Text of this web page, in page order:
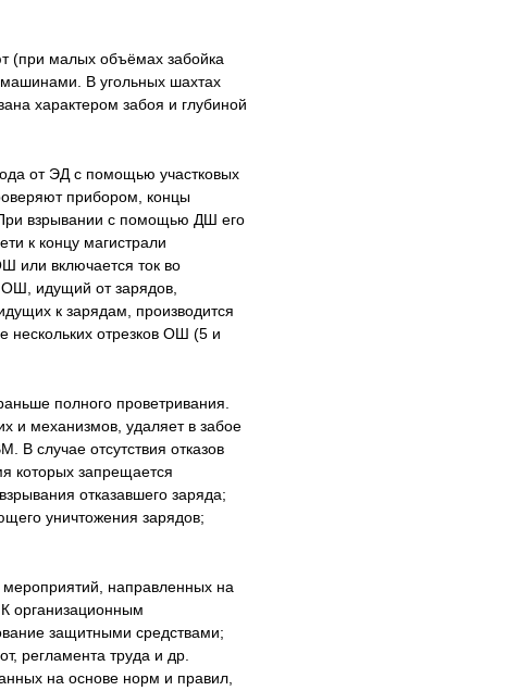
(при малых объёмах забойка
В угольных шахтах
характером забоя и глубиной
от ЭД с помощью участковых
прибором, концы
При взрывании с помощью ДШ его
к концу магистрали
или включается ток во
ОШ, идущий от зарядов,
к зарядам, производится
нескольких отрезков ОШ (5 и
полного проветривания.
и механизмов, удаляет в забое
В случае отсутствия отказов
которых запрещается
отказавшего заряда;
уничтожения зарядов;
мероприятий, направленных на
организационным
защитными средствами;
регламента труда и др.
на основе норм и правил,